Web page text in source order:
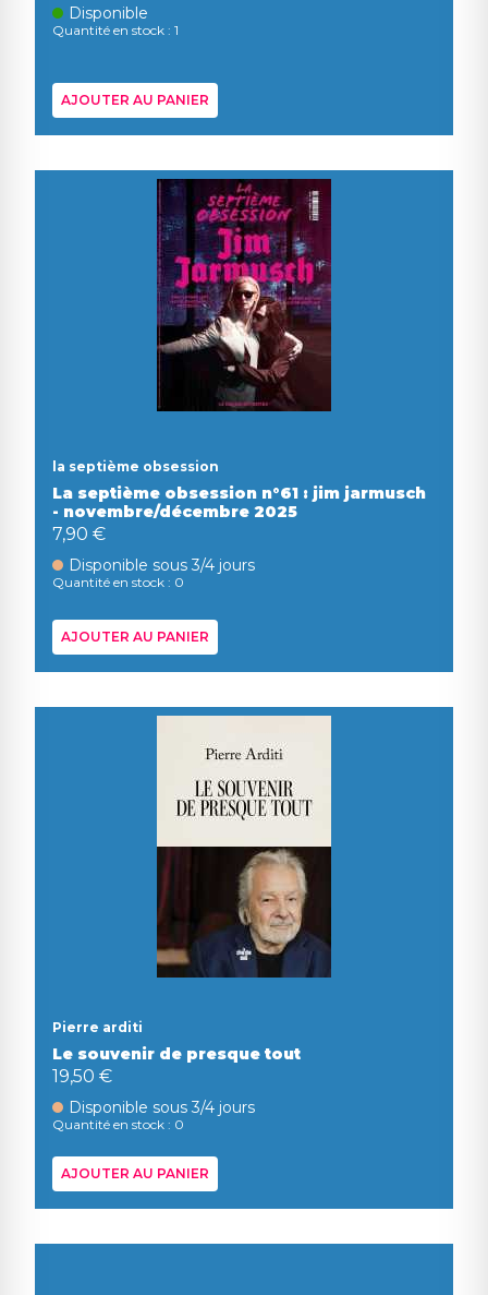
Disponible
Quantité en stock : 1
AJOUTER AU PANIER
la septième obsession
La septième obsession n°61 : jim jarmusch
- novembre/décembre 2025
7,90 €
Disponible sous 3/4 jours
Quantité en stock : 0
AJOUTER AU PANIER
Pierre arditi
Le souvenir de presque tout
19,50 €
Disponible sous 3/4 jours
Quantité en stock : 0
AJOUTER AU PANIER